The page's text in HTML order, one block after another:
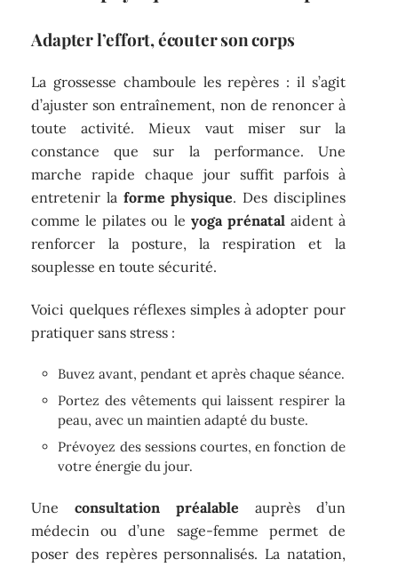
Adapter l’effort, écouter son corps
La grossesse chamboule les repères : il s’agit
d’ajuster son entraînement, non de renoncer à
toute activité. Mieux vaut miser sur la
constance que sur la performance. Une
marche rapide chaque jour suffit parfois à
entretenir la forme physique. Des disciplines
comme le pilates ou le yoga prénatalaident à
renforcer la posture, la respiration et la
souplesse en toute sécurité.
Voici quelques réflexes simples à adopter pour
pratiquer sans stress :
Buvez avant, pendant et après chaque séance.
Portez des vêtements qui laissent respirer la
peau, avec un maintien adapté du buste.
Prévoyez des sessions courtes, en fonction de
votre énergie du jour.
Uneconsultation préalable auprès d’un
médecin ou d’une sage-femme permet de
poser des repères personnalisés. La natation,